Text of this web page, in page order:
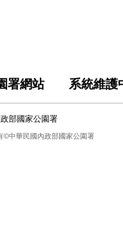
署網站 系統維護
部國家公園署
©中華民國內政部國家公園署